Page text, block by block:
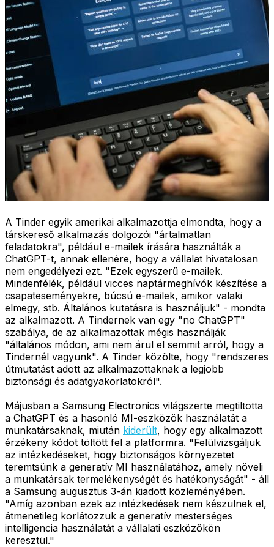
A Tinder egyik amerikai alkalmazottja elmondta, hogy a
társkereső alkalmazás dolgozói "ártalmatlan
feladatokra", például e-mailek írására használták a
ChatGPT-t, annak ellenére, hogy a vállalat hivatalosan
nem engedélyezi ezt. "Ezek egyszerű e-mailek.
Mindenfélék, például vicces naptármeghívók készítése a
csapateseményekre, búcsú e-mailek, amikor valaki
elmegy, stb. Általános kutatásra is használjuk" - mondta
az alkalmazott. A Tindernek van egy "no ChatGPT"
szabálya, de az alkalmazottak mégis használják
"általános módon, ami nem árul el semmit arról, hogy a
Tindernél vagyunk". A Tinder közölte, hogy "rendszeres
útmutatást adott az alkalmazottaknak a legjobb
biztonsági és adatgyakorlatokról".
Májusban a Samsung Electronics világszerte megtiltotta
a ChatGPT és a hasonló MI-eszközök használatát a
munkatársaknak, miután kiderült, hogy egy alkalmazott
érzékeny kódot töltött fel a platformra. "Felülvizsgáljuk
az intézkedéseket, hogy biztonságos környezetet
teremtsünk a generatív MI használatához, amely növeli
a munkatársak termelékenységét és hatékonyságát" - áll
a Samsung augusztus 3-án kiadott közleményében.
"Amíg azonban ezek az intézkedések nem készülnek el,
átmenetileg korlátozzuk a generatív mesterséges
intelligencia használatát a vállalati eszközökön
keresztül."